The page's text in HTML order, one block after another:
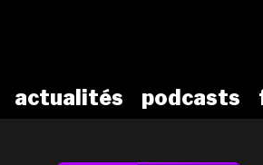
actualités podcasts